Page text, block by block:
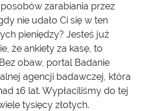
zarabiania przez
nie udało Ci się w ten
pieniędzy? Jesteś już
że ankiety za kasę, to
obaw, portal Badanie
agencji badawczej, która
16 lat. Wypłaciliśmy do tej
tysięcy złotych.